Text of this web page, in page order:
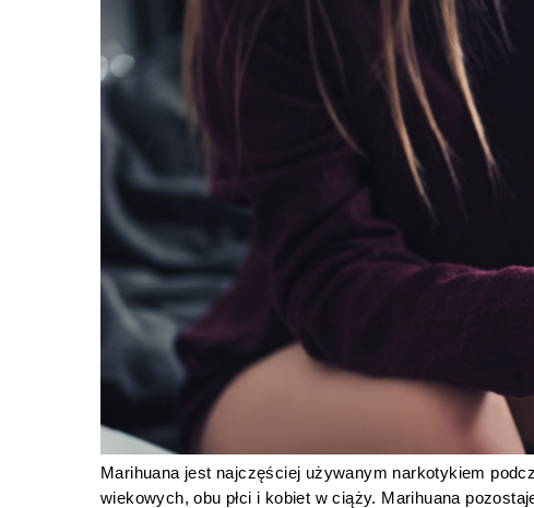
Marihuana jest najczęściej używanym narkotykiem
wiekowych, obu płci i kobiet w ciąży. Marihuana